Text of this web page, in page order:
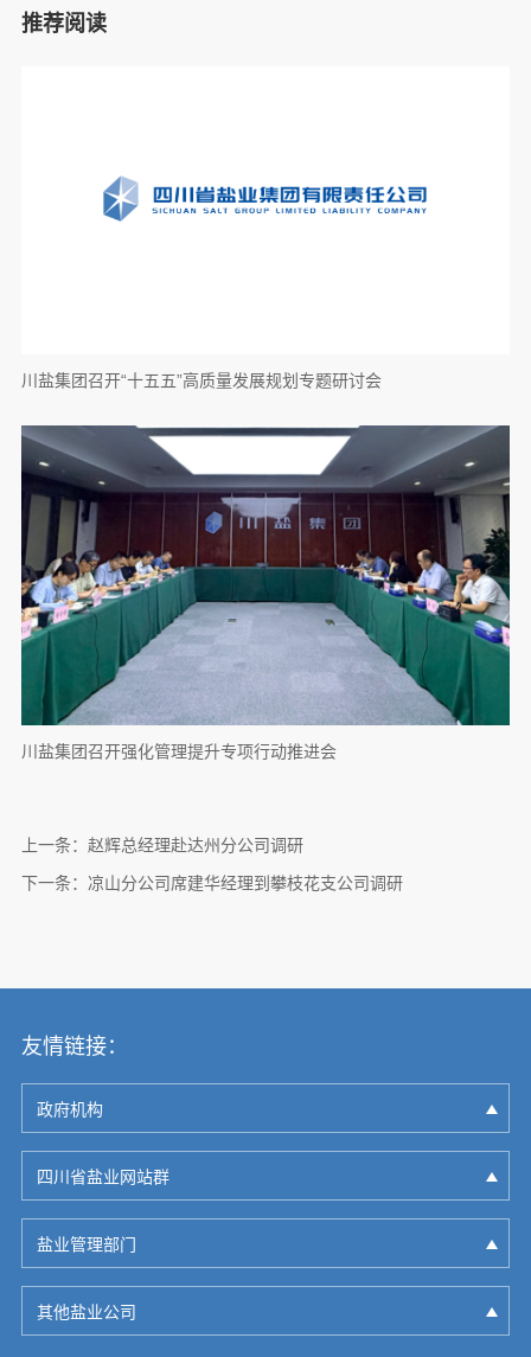
推荐阅读
川盐集团召开“十五五”高质量发展规划专题研讨会
川盐集团召开强化管理提升专项行动推进会
上一条： 赵辉总经理赴达州分公司调研
下一条： 凉山分公司席建华经理到攀枝花支公司调研
友情链接：
政府机构
四川省盐业网站群
盐业管理部门
其他盐业公司